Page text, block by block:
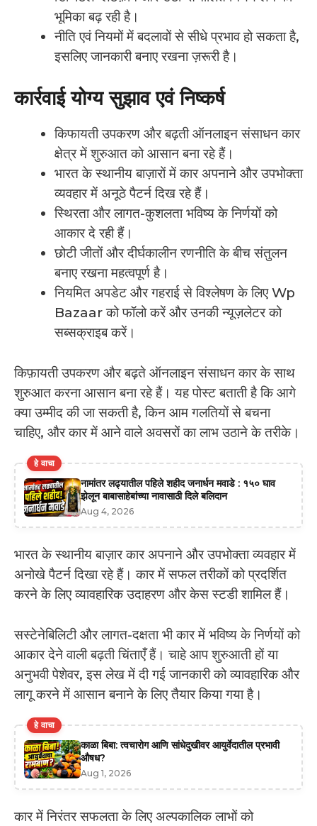
भूमिका बढ़ रही है।
नीति एवं नियमों में बदलावों से सीधे प्रभाव हो सकता है,
इसलिए जानकारी बनाए रखना ज़रूरी है।
कार्रवाई योग्य सुझाव एवं निष्कर्ष
किफायती उपकरण और बढ़ती ऑनलाइन संसाधन कार
क्षेत्र में शुरुआत को आसान बना रहे हैं।
भारत के स्थानीय बाज़ारों में कार अपनाने और उपभोक्ता
व्यवहार में अनूठे पैटर्न दिख रहे हैं।
स्थिरता और लागत-कुशलता भविष्य के निर्णयों को
आकार दे रही हैं।
छोटी जीतों और दीर्घकालीन रणनीति के बीच संतुलन
बनाए रखना महत्वपूर्ण है।
नियमित अपडेट और गहराई से विश्लेषण के लिए Wp
Bazaar को फॉलो करें और उनकी न्यूज़लेटर को
सब्सक्राइब करें।
किफ़ायती उपकरण और बढ़ते ऑनलाइन संसाधन कार के साथ
शुरुआत करना आसान बना रहे हैं। यह पोस्ट बताती है कि आगे
क्या उम्मीद की जा सकती है, किन आम गलतियों से बचना
चाहिए, और कार में आने वाले अवसरों का लाभ उठाने के तरीके।
हे वाचा
नामांतर लढ्यातील पहिले शहीद जनार्धन मवाडे : १५० घाव
झेलून बाबासाहेबांच्या नावासाठी दिले बलिदान
Aug 4, 2026
भारत के स्थानीय बाज़ार कार अपनाने और उपभोक्ता व्यवहार में
अनोखे पैटर्न दिखा रहे हैं। कार में सफल तरीकों को प्रदर्शित
करने के लिए व्यावहारिक उदाहरण और केस स्टडी शामिल हैं।
सस्टेनेबिलिटी और लागत-दक्षता भी कार में भविष्य के निर्णयों को
आकार देने वाली बढ़ती चिंताएँ हैं। चाहे आप शुरुआती हों या
अनुभवी पेशेवर, इस लेख में दी गई जानकारी को व्यावहारिक और
लागू करने में आसान बनाने के लिए तैयार किया गया है।
हे वाचा
काळा बिबा: त्वचारोग आणि सांधेदुखीवर आयुर्वेदातील प्रभावी
औषध?
Aug 1, 2026
कार में निरंतर सफलता के लिए अल्पकालिक लाभों को